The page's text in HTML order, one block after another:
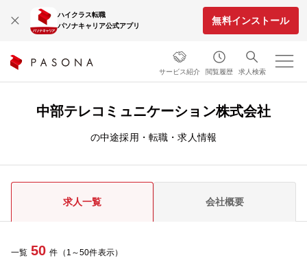
ハイクラス転職
パソナキャリア公式アプリ
無料インストール
サービス紹介 閲覧履歴 求人検索
中部テレコミュニケーション株式会社
の中途採用・転職・求人情報
求人一覧 会社概要
一覧 50 件（1～50件表示）